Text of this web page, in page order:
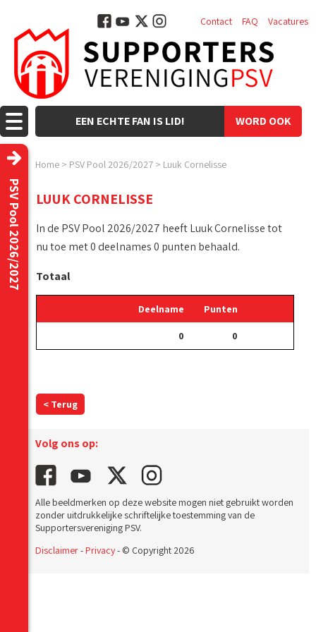
WORD OOK
EEN ECHTE FAN IS LID!
Contact FAQ Vacatures
Home > PSV Pool 2026/2027 > Luuk Cornelisse
PSV Pool 2026/2027 LUUK CORNELISSE
In de PSV Pool 2026/2027 heeft Luuk Cornelisse tot
nu toe met 0 deelnames 0 punten behaald.
Totaal
Deelname Punten
0 0
< Terug
Volg ons op:
Alle beeldmerken op deze website mogen niet gebruikt worden
zonder uitdrukkelijke schriftelijke toestemming van de
Supportersvereniging PSV.
Disclaimer-Privacy- © Copyright 2026